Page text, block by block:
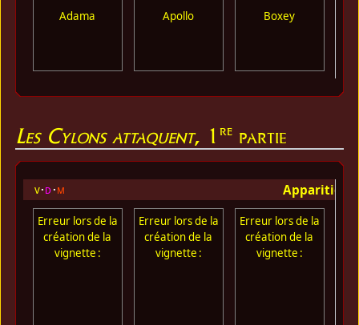
Adama Apollo Boxey
Les Cylons attaquent, 1re partie
v d m Apparition
Erreur lors de la
création de la
vignette :
Erreur lors de la
création de la
vignette :
Erreur lors de la
création de la
vignette :